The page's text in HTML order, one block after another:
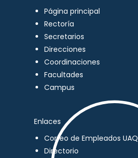
Página principal
Rectoría
Secretarios
Direcciones
Coordinaciones
Facultades
Campus
Enlaces
Correo de Empleados UAQ
Directorio